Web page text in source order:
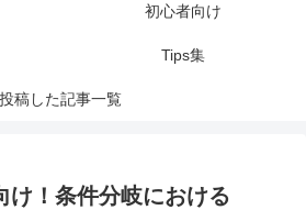
初心者向け
Tips集
投稿した記事一覧
け！条件分岐における